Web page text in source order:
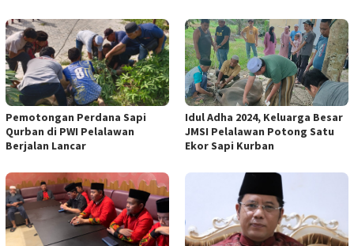
Pemotongan Perdana Sapi
Qurban di PWI Pelalawan
Berjalan Lancar
Idul Adha 2024, Keluarga Besar
JMSI Pelalawan Potong Satu
Ekor Sapi Kurban